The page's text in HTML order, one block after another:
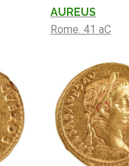
AUREUS
Rome. 41 aC